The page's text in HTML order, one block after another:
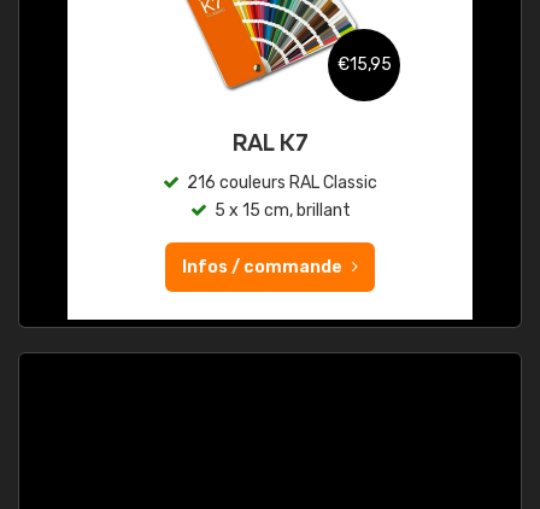
€15,95
RAL K7
216 couleurs RAL Classic
5 x 15 cm, brillant
Infos / commande